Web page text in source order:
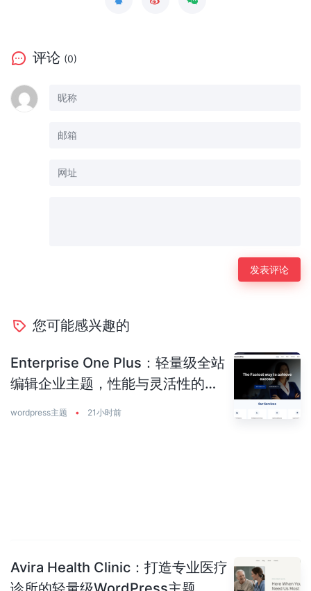
评论 (0)
您可能感兴趣的
Enterprise One Plus：轻量级全站
编辑企业主题，性能与灵活性的完
wordpress主题 • 21小时前
Avira Health Clinic：打造专业医疗